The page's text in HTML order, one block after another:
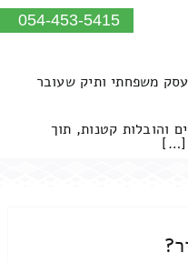
054-453-5415
משפחתי ותיק שעובר
והובלות קטנות, תוך
[…]